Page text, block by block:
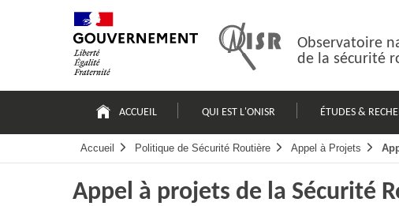
Observatoire
de la sécurité
principale
ACCUEIL QUI EST L'ONISR ÉTUDES &
Accueil Politique de Sécurité Routière Appel à Projets
Appel à projets de la Sécurité